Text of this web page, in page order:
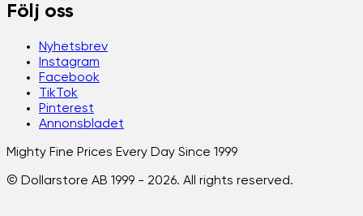
Följ oss
Nyhetsbrev
Instagram
Facebook
TikTok
Pinterest
Annonsbladet
Mighty Fine Prices Every Day Since 1999
© Dollarstore AB 1999 - 2026. All rights reserved.